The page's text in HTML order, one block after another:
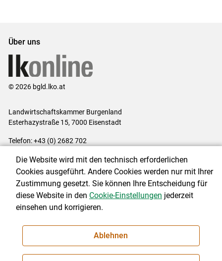
Über uns
© 2026 bgld.lko.at
Landwirtschaftskammer Burgenland
Esterhazystraße 15, 7000 Eisenstadt
Telefon: +43 (0) 2682 702
Impressum|Kontakt|Datenschutzerklärung|Barrierefreiheit|
Cookie-Einstellungen
NEWSLETTER
Die Website wird mit den technisch erforderlichen
Cookies ausgeführt. Andere Cookies werden nur mit Ihrer
Zustimmung gesetzt. Sie können Ihre Entscheidung für
diese Website in den Cookie-Einstellungen jederzeit
einsehen und korrigieren.
Ablehnen